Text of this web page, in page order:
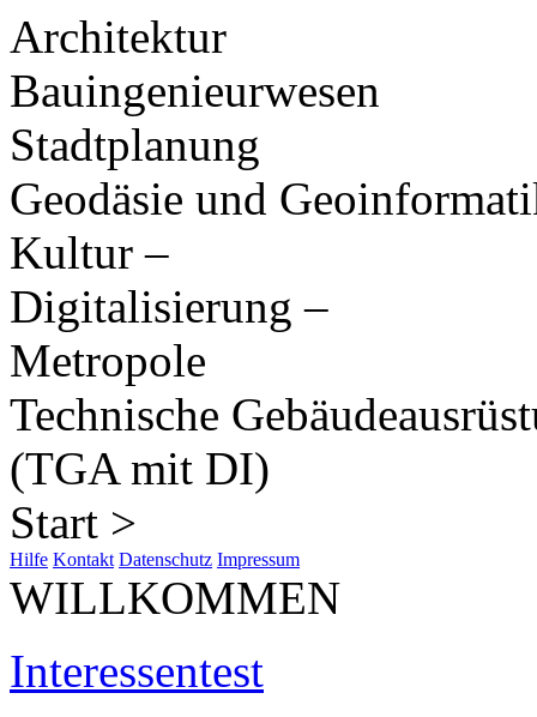
Architektur
Bauingenieurwesen
Stadtplanung
Geodäsie und
Kultur –
Digitalisierung –
Metropole
Technische
(TGA mit DI)
Start >
Hilfe Kontakt Datenschutz Impressum
WILLKOMMEN
Interessentest